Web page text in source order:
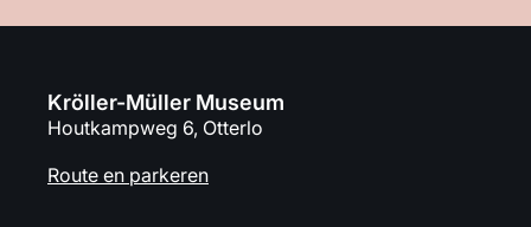
Kröller-Müller Museum
Houtkampweg 6, Otterlo
Route en parkeren